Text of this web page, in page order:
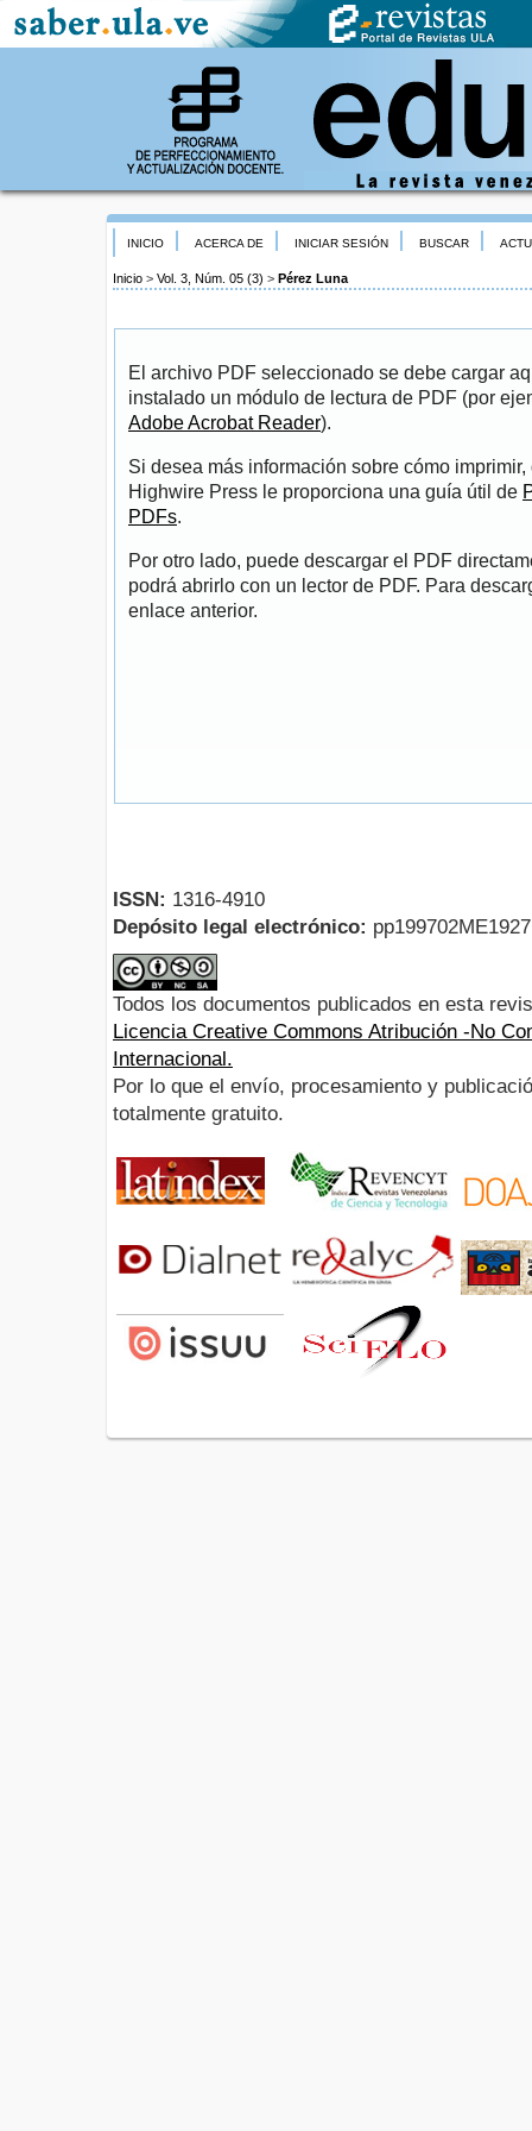
INICIO ACERCA DE INICIAR SESIÓN BUSCAR
Inicio > Vol. 3, Núm. 05 (3) > Pérez Luna
El archivo PDF seleccionado se debe cargar
instalado un módulo de lectura de PDF (por
Adobe Acrobat Reader).
Si desea más información sobre cómo
Highwire Press le proporciona una guía útil de
PDFs.
Por otro lado, puede descargar el PDF
podrá abrirlo con un lector de PDF. Para
enlace anterior.
ISSN: 1316-4910
Depósito legal electrónico:
Todos los documentos publicados en esta
Licencia Creative Commons Atribución -No
Internacional.
Por lo que el envío, procesamiento y
totalmente gratuito.